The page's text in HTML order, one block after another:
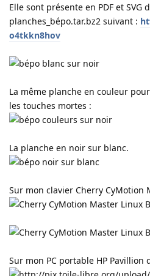
Elle sont présente en PDF et SVG
planches_bépo.tar.bz2 suivant :
o4tkkn8hov
La même planche en couleur
les touches mortes :
La planche en noir sur blanc.
Sur mon clavier Cherry CyMotion
Sur mon PC portable HP Pavillion